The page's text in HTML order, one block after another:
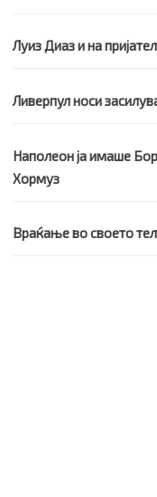
Луиз Диаз и на
Ливерпул носи
Наполеон ја имаше
Хормуз
Враќање во своето